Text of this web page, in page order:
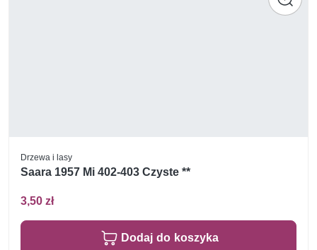
Drzewa i lasy
Saara 1957 Mi 402-403 Czyste **
3,50 zł
Dodaj do koszyka